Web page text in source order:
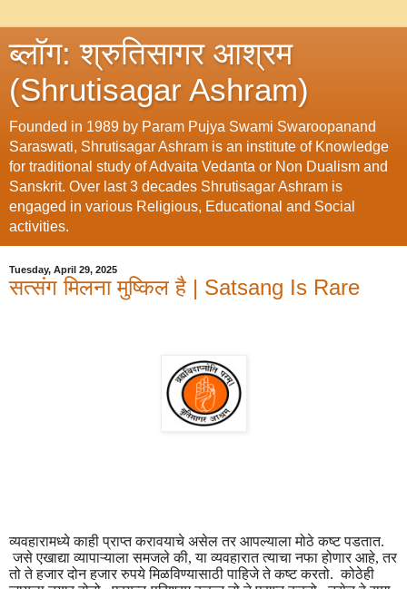
ब्लॉग: श्रुतिसागर आश्रम
(Shrutisagar Ashram)
Founded in 1989 by Param Pujya Swami Swaroopanand
Saraswati, Shrutisagar Ashram is an institute of Knowledge
for traditional study of Advaita Vedanta or Non Dualism and
Sanskrit. Over last 3 decades Shrutisagar Ashram is
engaged in various Religious, Educational and Social
activities.
Tuesday, April 29, 2025
सत्संग मिलना मुष्किल है | Satsang Is Rare
व्यवहारामध्ये काही प्राप्त करावयाचे असेल तर आपल्याला मोठे कष्ट पडतात.
जसे एखाद्या व्यापाऱ्याला समजले की, या व्यवहारात त्याचा नफा होणार आहे, तर
तो ते हजार दोन हजार रुपये मिळविण्यासाठी पाहिजे ते कष्ट करतो. कोठेही